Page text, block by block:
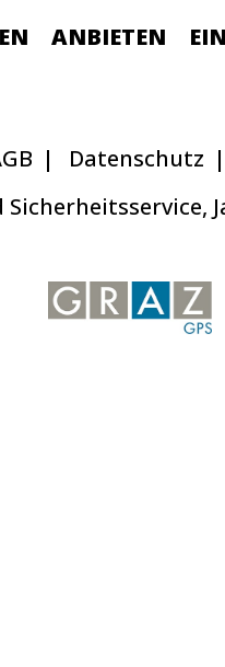
ANBIETEN
Datenschutz
Sicherheitsservice,